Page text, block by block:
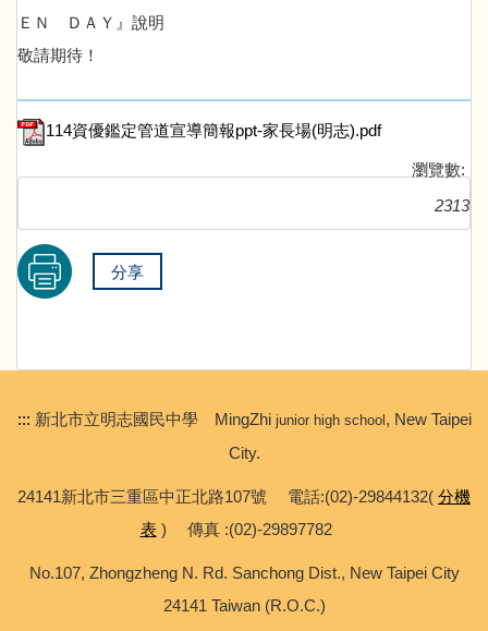
ＥＮ ＤＡＹ』說明
敬請期待！
114資優鑑定管道宣導簡報ppt-家長場(明志).pdf
瀏覽數:
2313
分享
::: 新北市立明志國民中學 MingZhi junior high school, New Taipei
City.
24141新北市三重區中正北路107號 電話:(02)-29844132( 分機
表) 傳真 :(02)-29897782
No.107, Zhongzheng N. Rd. Sanchong Dist., New Taipei City
24141 Taiwan (R.O.C.)